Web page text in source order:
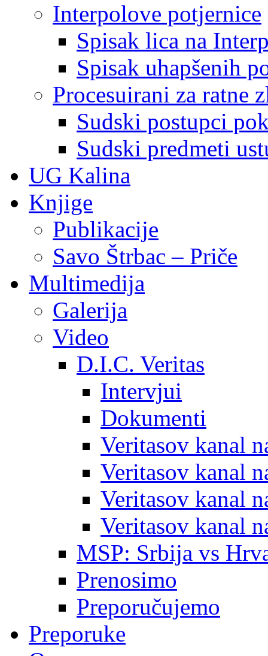
Interpolove potjernice
Spisak lica na
Spisak uhapšenih
Procesuirani za ratne
Sudski postupci
Sudski predmeti
UG Kalina
Knjige
Publikacije
Savo Štrbac – Priče
Multimedija
Galerija
Video
D.I.C. Veritas
Intervjui
Dokumenti
Veritasov kanal
Veritasov kanal
Veritasov kanal
Veritasov kanal
MSP: Srbija vs
Prenosimo
Preporučujemo
Preporuke